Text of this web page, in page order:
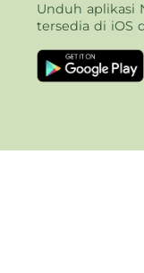
Unduh aplikasi
tersedia di iOS